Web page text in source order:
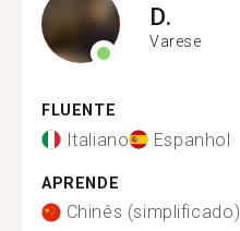
D.
Varese
FLUENTE
Italiano Espanhol
APRENDE
Chinês (simplificado)